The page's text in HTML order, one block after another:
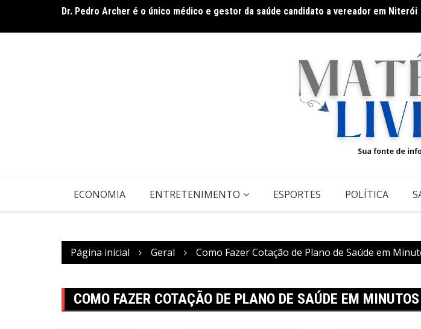
o
Envelhecimento e cuidado consciente e humanizado: pequenas atitudes que fazem
ECONOMIA ENTRETENIMENTO ESPORTES POLÍTICA
Página inicial Geral Como Fazer Cotação de Plano de Saúde em
COMO FAZER COTAÇÃO DE PLANO DE SAÚDE EM MINUTOS